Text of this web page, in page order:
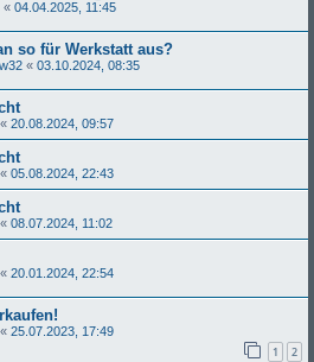
« 04.04.2025, 11:45
so für Werkstatt aus?
« 03.10.2024, 08:35
« 20.08.2024, 09:57
« 05.08.2024, 22:43
« 08.07.2024, 11:02
« 20.01.2024, 22:54
« 25.07.2023, 17:49
1 2